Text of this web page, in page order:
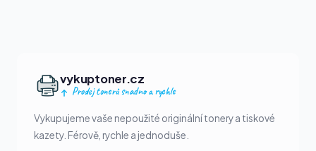
vykuptoner.cz
Prodej tonerů snadno a rychle
Vykupujeme vaše nepoužité originální tonery a tiskové
kazety. Férově, rychle a jednoduše.